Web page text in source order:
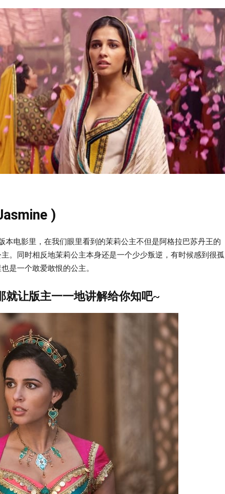
)
本电影里，在我们眼里看到的茉莉公主不但是阿格拉巴苏丹王的
。同时相反地茉莉公主本身还是一个少少叛逆，有时候感到很孤
是一个敢爱敢恨的公主。
就让版主一一地讲解给你知吧~